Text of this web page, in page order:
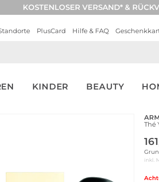
KOSTENLOSER VERSAND* &
PlusCard Hilfe & FAQ
KINDER BEAUTY
Thé
inkl.